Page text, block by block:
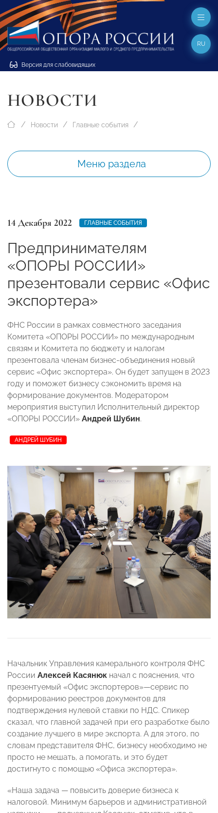
Версия для слабовидящих
RU
НОВОСТИ
Новости Главные события
Меню раздела
14 Декабря 2022 ГЛАВНЫЕ СОБЫТИЯ
Предпринимателям
«ОПОРЫ РОССИИ»
презентовали сервис «Офис
экспортера»
ФНС России в рамках совместного заседания
Комитета «ОПОРЫ РОССИИ» по международным
связям и Комитета по бюджету и налогам
презентовала членам бизнес-объединения новый
сервис «Офис экспортера». Он будет запущен в 2023
году и поможет бизнесу сэкономить время на
формирование документов. Модератором
мероприятия выступил Исполнительный директор
«ОПОРЫ РОССИИ» Андрей Шубин.
АНДРЕЙ ШУБИН
Начальник Управления камерального контроля ФНС
России Алексей Касянюк начал с пояснения, что
презентуемый «Офис экспортеров»—сервис по
формированию реестров документов для
подтверждения нулевой ставки по НДС. Спикер
сказал, что главной задачей при его разработке было
создание лучшего в мире экспорта. А для этого, по
словам представителя ФНС, бизнесу необходимо не
просто не мешать, а помогать, и это будет
достигнуто с помощью «Офиса экспортера».
«Наша задача — повысить доверие бизнеса к
налоговой. Минимум барьеров и административной